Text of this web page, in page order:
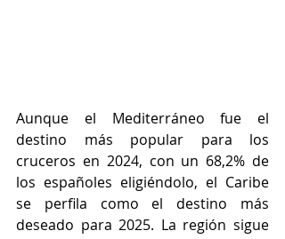
Aunque el Mediterráneo fue el
destino más popular para los
cruceros en 2024, con un 68,2% de
los españoles eligiéndolo, el Caribe
se perfila como el destino más
deseado para 2025. La región sigue